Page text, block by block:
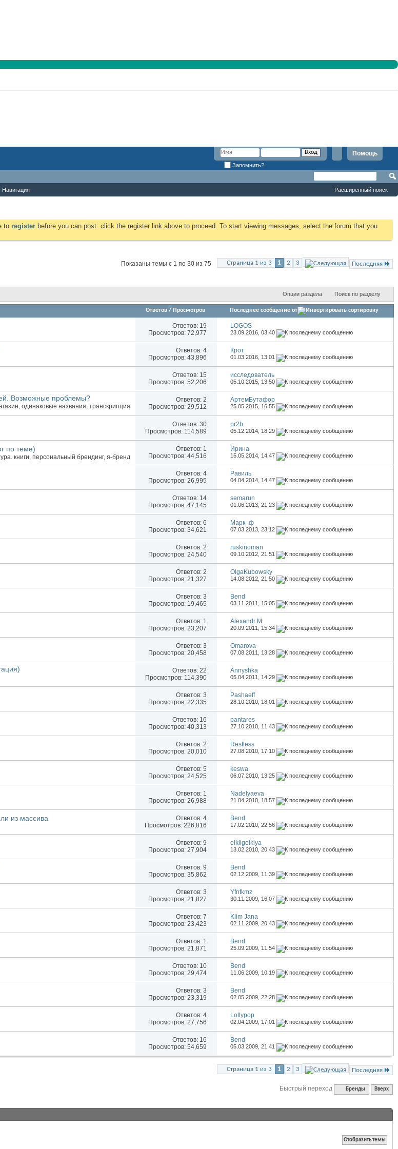
Помощь
Запомнить?
Навигация Расширенный поиск
to register before you can post: click the register link above to proceed. To start viewing messages, select the forum that you
Страница 1 из 3 1 2 3 Последняя
Показаны темы с 1 по 30 из 75
Опции раздела Поиск по разделу
Ответов / Просмотров Последнее сообщение от
Ответов: 19
Просмотров: 72,977
LOGOS
23.09.2016,03:40
Ответов: 4
Просмотров: 43,896
Крот
01.03.2016, 13:01
Ответов: 15
Просмотров: 52,206
исследователь
05.10.2015, 13:50
Возможные проблемы? Ответов: 2
Просмотров: 29,512
АртемБутафор
25.05.2015, 16:55
Ответов: 30
Просмотров: 114,589
pr2b
05.12.2014, 18:29
по теме) Ответов: 1
Просмотров: 44,516
Иринa
15.05.2014, 14:47
Ответов: 4
Просмотров: 26,995
Равиль
04.04.2014, 14:47
Ответов: 14
Просмотров: 47,145
semarun
01.06.2013,21:23
Ответов: 6
Просмотров: 34,621
Марк_ф
07.03.2013,23:12
Ответов: 2
Просмотров: 24,540
ruskinoman
09.10.2012,21:51
Ответов: 2
Просмотров: 21,327
OlgaKubowsky
14.08.2012,21:50
Ответов: 3
Просмотров: 19,465
Bend
03.11.2011, 15:05
Ответов: 1
Просмотров: 23,207
Alexandr M
20.09.2011, 15:34
Ответов: 3
Просмотров: 20,458
Omarova
07.08.2011, 13:28
Ответов: 22
Просмотров: 114,390
Annyshka
05.04.2011, 14:29
Ответов: 3
Просмотров: 22,335
Pashaeff
28.10.2010, 18:01
Ответов: 16
Просмотров: 40,313
pantares
27.10.2010, 11:43
Ответов: 2
Просмотров: 20,010
Restless
27.08.2010, 17:10
Ответов: 5
Просмотров: 24,525
keswa
06.07.2010, 13:25
Ответов: 1
Просмотров: 26,988
Nadelyaeva
21.04.2010, 18:57
из массива Ответов: 4
Просмотров: 226,816
Bend
17.02.2010,22:56
Ответов: 9
Просмотров: 27,904
elkiigolkiya
13.02.2010,20:43
Ответов: 9
Просмотров: 35,862
Bend
02.12.2009, 11:39
Ответов: 3
Просмотров: 21,827
Yfnfkmz
30.11.2009, 16:07
Ответов: 7
Просмотров: 23,423
Klim Jana
02.11.2009,20:43
Ответов: 1
Просмотров: 21,871
Bend
25.09.2009, 11:54
Ответов: 10
Просмотров: 29,474
Bend
11.06.2009, 10:19
Ответов: 3
Просмотров: 23,319
Bend
02.05.2009,22:28
Ответов: 4
Просмотров: 27,756
Lollypop
02.04.2009, 17:01
Ответов: 16
Просмотров: 54,659
Bend
05.03.2009,21:41
Страница 1 из 3 1 2 3 Последняя
Быстрый переход Бренды Вверх